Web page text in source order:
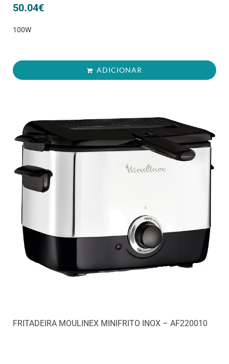
50.04€
100W
ADICIONAR
FRITADEIRA MOULINEX MINIFRITO INOX – AF220010